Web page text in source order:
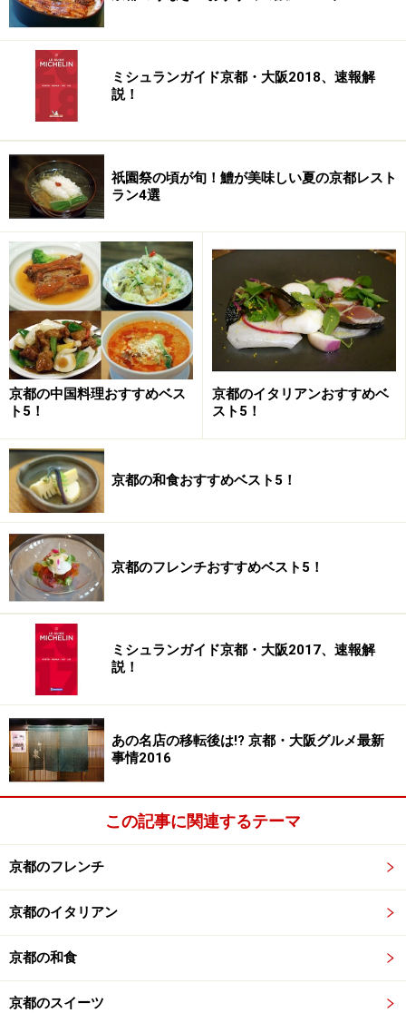
＜DATA＞
・店名： 老香港酒家京都(OLD HONGKONG RETAURANT
KYOTO)
・所在地：京都市下京区水銀屋町620 COCON烏丸 B1F
・アクセス：京都市営地下鉄「四条駅」徒歩約2分
・TEL：075-341-1800
・営業時間：11:30～15:00(LO)、17:00～21:00(LO)
・定休日：原則として無休
中国料理 美齢
野菜たっぷり！ 絶妙な火入れの酢豚もオススメ。
西陣にある隠れ家中国料理「美齢」。ここは醍醐プラザ
ホテルの「美齢」で料理長をされていた曽根章宏さん
が、独立して始められたお店です。ホテル出身のシェフ
が織り成す広東料理は、どれも上質で繊細な美味し
さ！ 開店当初はまさに「隠れ家」的な一軒でしたが、
その味と雰囲気が評判を呼び、すでに予約の取りにくい
店となりつつあります。
また、メニューリストを始め、座布団など各所に地元の
に女性を連れていきたい一軒といえるでしょう。
詳細記事：中国料理 美齢
ミシュランガイド京都・大阪2018、速報解
説！
祇園祭の頃が旬！鱧が美味しい夏の京都レスト
ラン4選
京都の中国料理おすすめベス
ト5！
京都のイタリアンおすすめベ
スト5！
京都の和食おすすめベスト5！
京都のフレンチおすすめベスト5！
ミシュランガイド京都・大阪2017、速報解
説！
あの名店の移転後は!? 京都・大阪グルメ最新
事情2016
この記事に関連するテーマ
京都のフレンチ
京都のイタリアン
京都の和食
京都のスイーツ